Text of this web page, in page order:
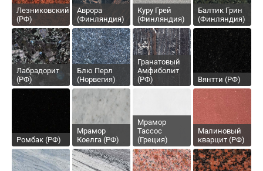
Лезниковский
(РФ)
Аврора
(Финляндия)
Куру Грей
(Финляндия)
Балтик Грин
(Финляндия)
Лабрадорит
(РФ)
Блю Перл
(Норвегия)
Гранатовый
Амфиболит
(РФ)
Вянтти (РФ)
Ромбак (РФ)
Мрамор
Коелга (РФ)
Мрамор
Тассос
(Греция)
Малиновый
кварцит (РФ)